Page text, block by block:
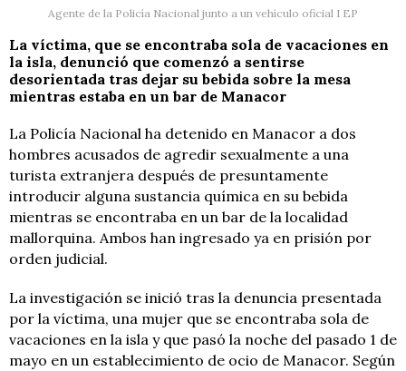
Agente de la Policía Nacional junto a un vehículo oficial I EP
La víctima, que se encontraba sola de vacaciones en
la isla, denunció que comenzó a sentirse
desorientada tras dejar su bebida sobre la mesa
mientras estaba en un bar de Manacor
La Policía Nacional ha detenido en Manacor a dos
hombres acusados de agredir sexualmente a una
turista extranjera después de presuntamente
introducir alguna sustancia química en su bebida
mientras se encontraba en un bar de la localidad
mallorquina. Ambos han ingresado ya en prisión por
orden judicial.
La investigación se inició tras la denuncia presentada
por la víctima, una mujer que se encontraba sola de
vacaciones en la isla y que pasó la noche del pasado 1 de
mayo en un establecimiento de ocio de Manacor. Según